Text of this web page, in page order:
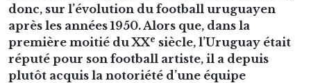
donc, sur l’évolution du football uruguayen
après les années 1950. Alors que, dans la
première moitié du XXe siècle, l’Uruguay était
réputé pour son football artiste, il a depuis
plutôt acquis la notoriété d’une équipe